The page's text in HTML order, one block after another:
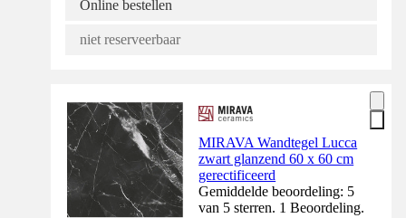
Online bestellen
niet reserveerbaar
MIRAVA Wandtegel Lucca
zwart glanzend 60 x 60 cm
gerectificeerd
Gemiddelde beoordeling: 5
van 5 sterren. 1 Beoordeling.